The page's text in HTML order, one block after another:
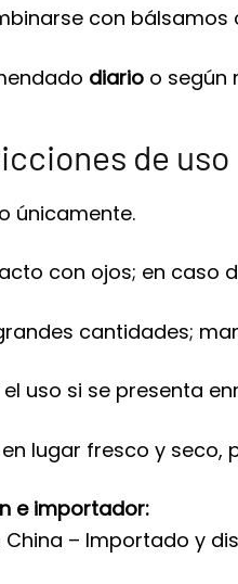
con
diarioo según
de uso
únicamente.
con ojos; en caso
cantidades;
el uso si se presenta
lugar fresco y seco,
e importador:
China – Importado y